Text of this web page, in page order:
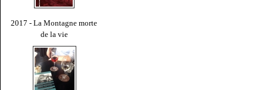
2017 - La Montagne morte
de la vie